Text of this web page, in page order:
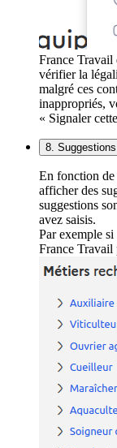
France Travail
vérifier la
malgré ces
inappropriés,
« Signaler
8.
En fonction de
afficher des
suggestions
avez saisis.
Par exemple
France Travail